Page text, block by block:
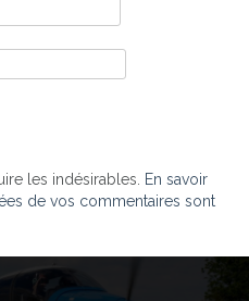
les indésirables. En savoir
de vos commentaires sont